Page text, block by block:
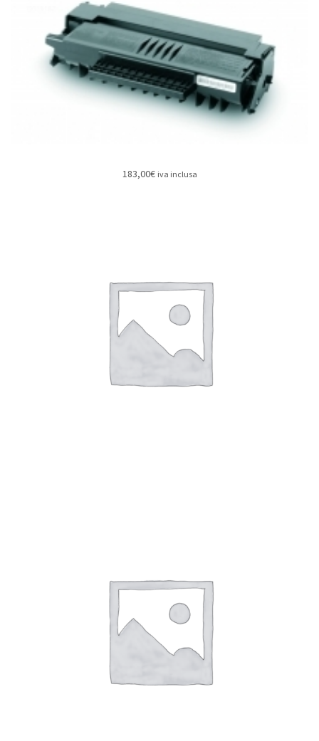
183,00€ iva inclusa